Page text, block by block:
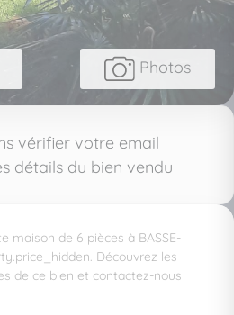
Photos
vérifier votre email
détails du bien vendu
maison de 6 pièces à BASSE-
Découvrez les
de ce bien et contactez-nous